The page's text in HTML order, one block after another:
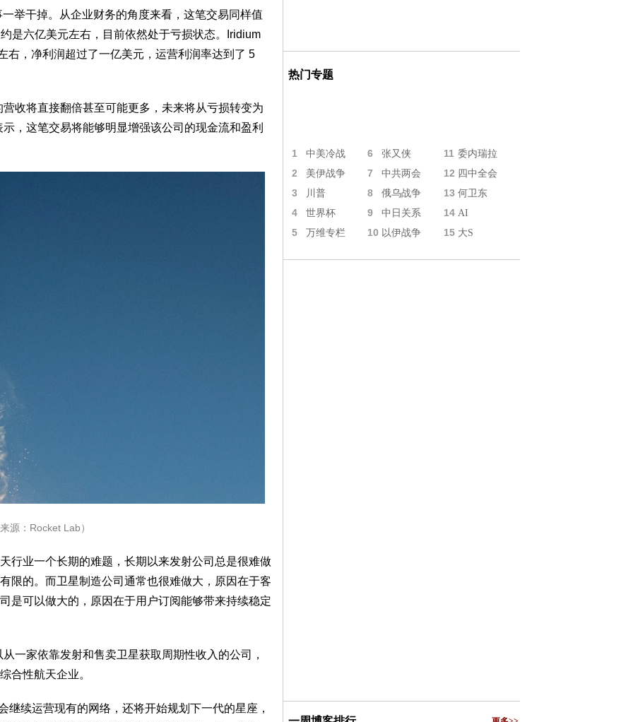
干掉。从企业财务的角度来看，这笔交易同样值
是六亿美元左右，目前依然处于亏损状态。Iridium
右，净利润超过了一亿美元，运营利润率达到了 5
将直接翻倍甚至可能更多，未来将从亏损转变为
，这笔交易将能够明显增强该公司的现金流和盈利
：Rocket Lab）
业一个长期的难题，长期以来发射公司总是很难做
限的。而卫星制造公司通常也很难做大，原因在于客
是可以做大的，原因在于用户订阅能够带来持续稳定
家依靠发射和售卖卫星获取周期性收入的公司，
合性航天企业。
运营现有的网络，还将开始规划下一代的星座，
热门专题
1 中美冷战 6 张又侠 11 委内瑞拉
2 美伊战争 7 中共两会 12 四中全会
3 川普 8 俄乌战争 13 何卫东
4 世界杯 9 中日关系 14 AI
5 万维专栏 10 以伊战争 15 大S